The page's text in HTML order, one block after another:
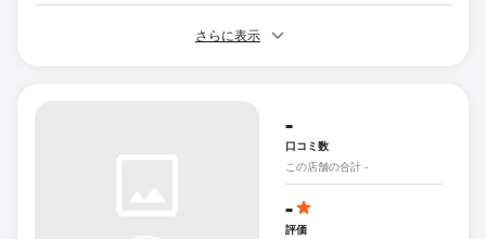
さらに表示
-
口コミ数
この店舗の合計 -
-
評価